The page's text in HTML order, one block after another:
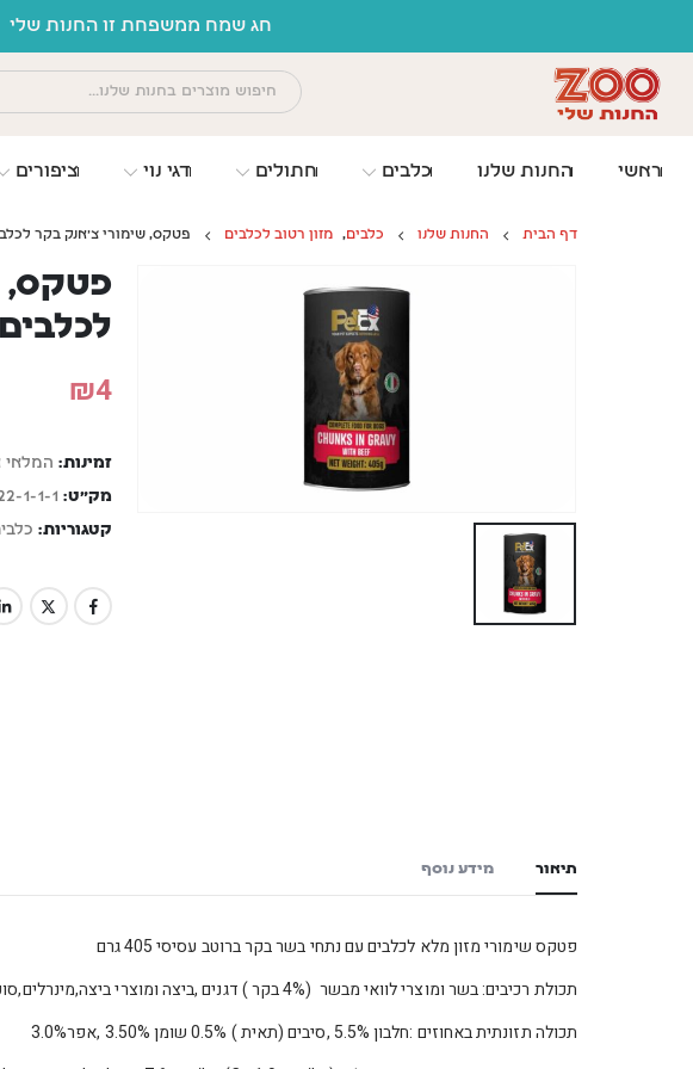
חג שמח ממשפחת זו החנות שלי
ראשי החנות שלנו כלבים חתולים דגי נוי ציפורים
דף הבית החנות שלנו כלבים, מזון רטוב לכלבים פטקס, שימורי צ'אנק בקר לכלבים 400
פטקס,
לכלבים 400 ג"ר
₪4
זמינות: המלאי
מק"ט: 1-1-1
קטגוריות:
תיאור מידע נוסף
פטקס שימורי מזון מלא לכלבים עם נתחי בשר בקר ברוטב עסיסי 405 גרם
תכולת רכיבים: בשר ומוצרי לוואי מבשר (4% בקר ) דגנים ,ביצה ומוצרי ביצה,מינרלים,סוכרים
תכולה תזונתית באחוזים :חלבון 5.5% ,סיבים (תאית ) 0.5% שומן 3.50% ,אפר3.0%